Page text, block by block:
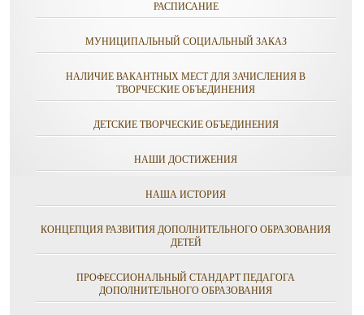
РАСПИСАНИЕ
МУНИЦИПАЛЬНЫЙ СОЦИАЛЬНЫЙ ЗАКАЗ
НАЛИЧИЕ ВАКАНТНЫХ МЕСТ ДЛЯ ЗАЧИСЛЕНИЯ В
ТВОРЧЕСКИЕ ОБЪЕДИНЕНИЯ
ДЕТСКИЕ ТВОРЧЕСКИЕ ОБЪЕДИНЕНИЯ
НАШИ ДОСТИЖЕНИЯ
НАША ИСТОРИЯ
КОНЦЕПЦИЯ РАЗВИТИЯ ДОПОЛНИТЕЛЬНОГО ОБРАЗОВАНИЯ
ДЕТЕЙ
ПРОФЕССИОНАЛЬНЫЙ СТАНДАРТ ПЕДАГОГА
ДОПОЛНИТЕЛЬНОГО ОБРАЗОВАНИЯ